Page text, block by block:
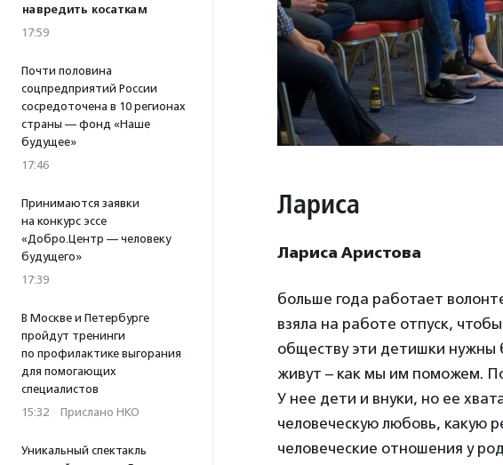
навредить косаткам
17:59
Почти половина
соцпредприятий России
сосредоточена в 10 регионах
страны — фонд «Наше
будущее»
17:46
Принимаются заявки
на конкурс эссе
«Добро.Центр — человеку
будущего»
17:39
В Москве и Петербурге
пройдут тренинги
по профилактике выгорания
для помогающих
специалистов
15:32 · Прислано НКО
Уникальный спектакль
Лариса
Лариса Аристова
больше года работает
взяла на работе отпуск,
обществу эти детишки
живут – как мы им поможем.
У нее дети и внуки, но ее
человеческую любовь, какую
человеческие отношения у